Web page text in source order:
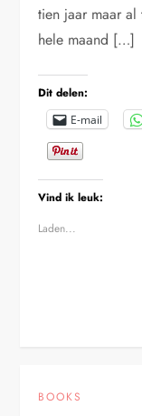
tien jaar maar
hele maand […]
Dit delen:
E-mail
Vind ik leuk:
Laden...
BOOKS